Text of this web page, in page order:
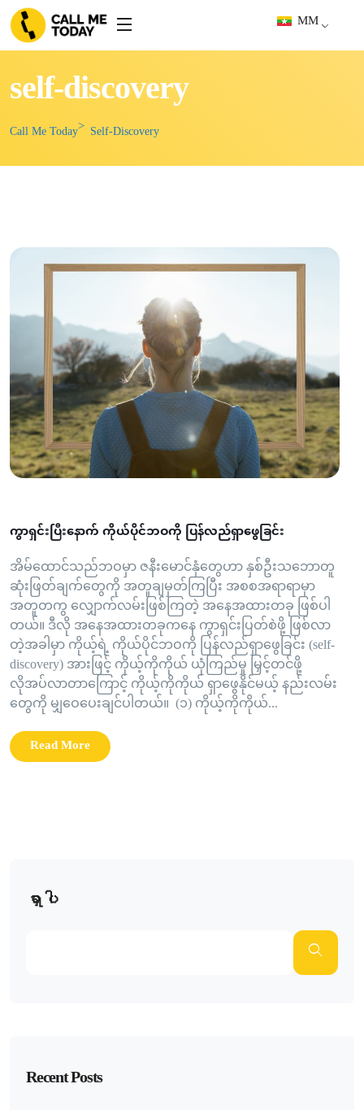
MM
self-discovery
Call Me Today Self-Discovery
ကွာရှင်းပြီးနောက် ကိုယ်ပိုင်ဘဝကို ပြန်လည်ရှာဖွေခြင်း
အိမ်ထောင်သည်ဘဝမှာ ဇနီးမောင်နှံတွေဟာ နှစ်ဦးသဘောတူ
ဆုံးဖြတ်ချက်တွေကို အတူချမှတ်ကြပြီး အစစအရာရာမှာ
အတူတကွ လျှောက်လမ်းဖြစ်ကြတဲ့ အနေအထားတခု ဖြစ်ပါ
တယ်။ ဒီလို အနေအထားတခုကနေ ကွာရှင်းပြတ်စဲဖို့ ဖြစ်လာ
တဲ့အခါမှာ ကိုယ့်ရဲ့ ကိုယ်ပိုင်ဘဝကို ပြန်လည်ရှာဖွေခြင်း (self-
discovery) အားဖြင့် ကိုယ့်ကိုကိုယ် ယုံကြည်မှု မြှင့်တင်ဖို့
လိုအပ်လာတာကြောင့် ကိုယ့်ကိုကိုယ် ရှာဖွေနိုင်မယ့် နည်းလမ်း
တွေကို မျှဝေပေးချင်ပါတယ်။ (၁) ကိုယ့်ကိုကိုယ်...
Read More
ရှာပါ
Recent Posts